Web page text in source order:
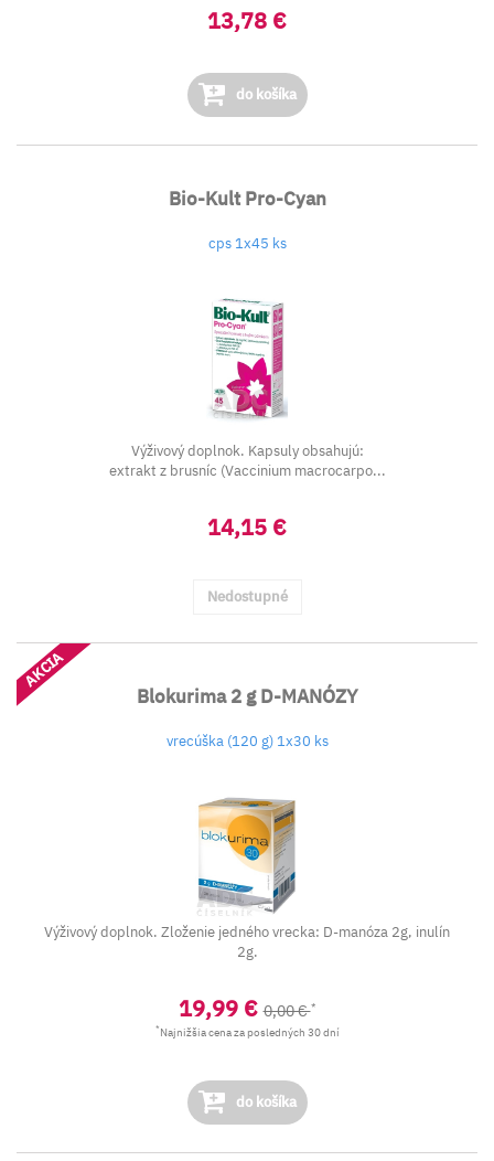
13,78 €
do košíka
Bio-Kult Pro-Cyan
cps 1x45 ks
Výživový doplnok. Kapsuly obsahujú:
extrakt z brusníc (Vaccinium macrocarpo...
14,15 €
Nedostupné
Blokurima 2 g D-MANÓZY
vrecúška (120 g) 1x30 ks
AKCIA
Výživový doplnok. Zloženie jedného vrecka: D-manóza 2g, inulín
2g.
19,99 €0,00 €*
* Najnižšia cena za posledných 30 dní
do košíka